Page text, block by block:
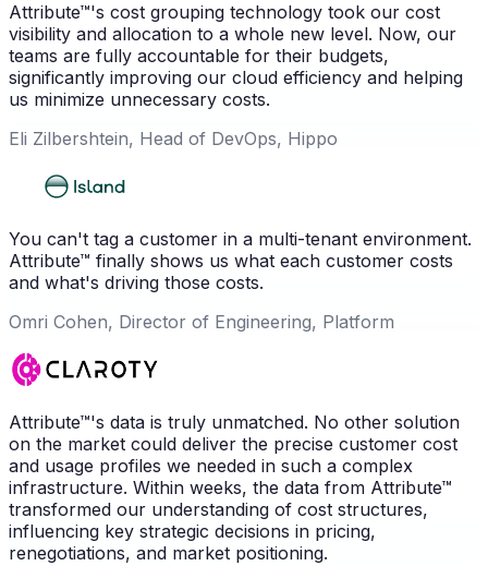
Attribute™'s cost grouping technology took our cost
visibility and allocation to a whole new level. Now, our
teams are fully accountable for their budgets,
significantly improving our cloud efficiency and helping
us minimize unnecessary costs.
Eli Zilbershtein, Head of DevOps, Hippo
You can't tag a customer in a multi-tenant environment.
Attribute™ finally shows us what each customer costs
and what's driving those costs.
Omri Cohen, Director of Engineering, Platform
Attribute™'s data is truly unmatched. No other solution
on the market could deliver the precise customer cost
and usage profiles we needed in such a complex
infrastructure. Within weeks, the data from Attribute™
transformed our understanding of cost structures,
influencing key strategic decisions in pricing,
renegotiations, and market positioning.